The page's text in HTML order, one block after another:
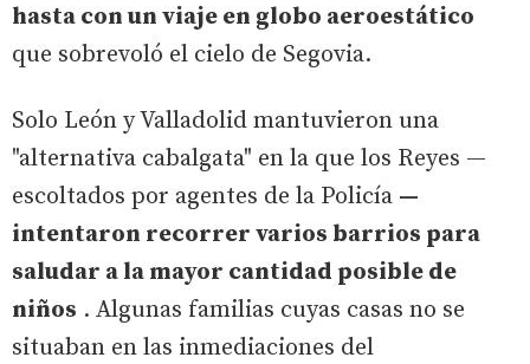
hasta con un viaje en globo aeroestático
que sobrevoló el cielo de Segovia.
Solo León y Valladolid mantuvieron una
"alternativa cabalgata" en la que los Reyes —
escoltados por agentes de la Policía —
intentaron recorrer varios barrios para
saludar a la mayor cantidad posible de
niños . Algunas familias cuyas casas no se
situaban en las inmediaciones del